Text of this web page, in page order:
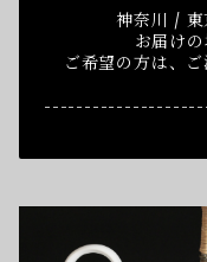
神奈川 / 東
お届け
ご希望の方は、